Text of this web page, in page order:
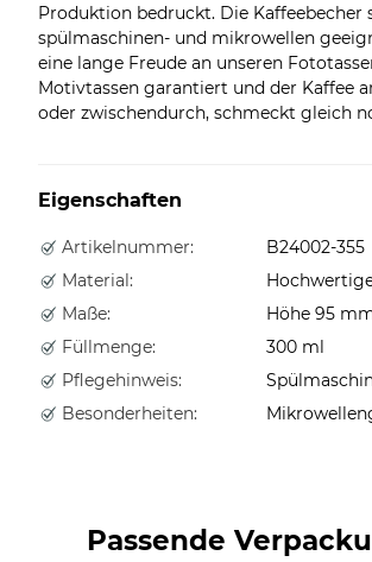
Produktion bedruckt. Die Kaffeebecher
spülmaschinen- und mikrowellen
eine lange Freude an unseren
Motivtassen garantiert und der Kaffee
oder zwischendurch, schmeckt gleich
Eigenschaften
Artikelnummer:
B24002-355
Material:
Maße:
Höhe 95
Füllmenge:
300 ml
Pflegehinweis:
Besonderheiten:
Passende